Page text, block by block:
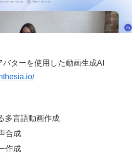
ターを使用した動画生成AI
多言語動画作成
合成
作成